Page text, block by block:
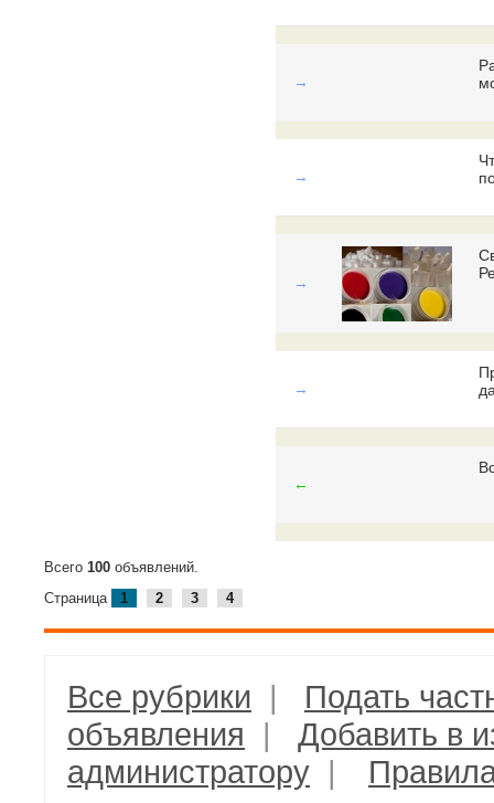
→
→
→
→
←
Всего 100 объявлений.
Страница
1 2 3 4
Все рубрики | Подать
объявления | Добавить в
администратору |